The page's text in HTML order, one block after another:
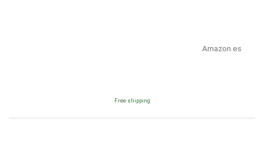
Amazon.es
Free shipping